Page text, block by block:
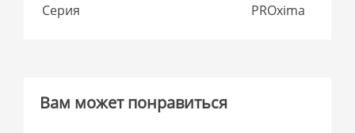
Серия
PROxima
Вам может понравиться